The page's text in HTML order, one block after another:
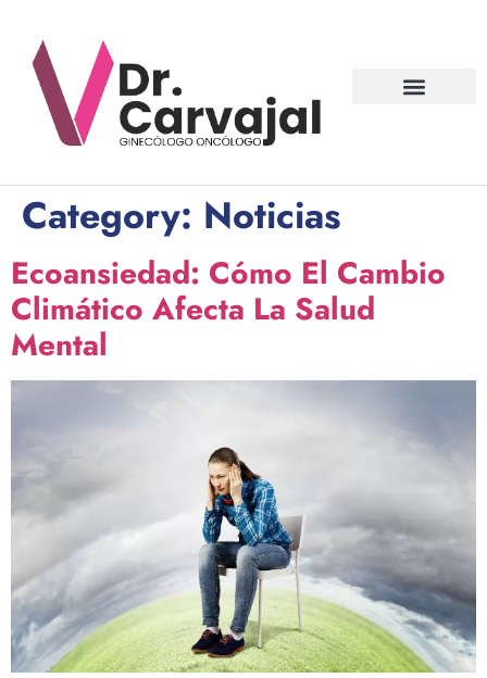
Category: Noticias
Ecoansiedad: Cómo El Cambio
Climático Afecta La Salud
Mental